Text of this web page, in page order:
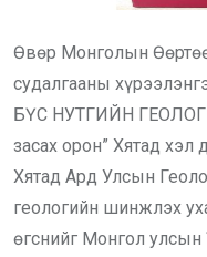
Өвөр Монголын
судалгааны
БҮС НУТГИЙН
засах орон” Хятад хэл
Хятад Ард Улсын
геологийн шинжлэх
өгснийг Монгол